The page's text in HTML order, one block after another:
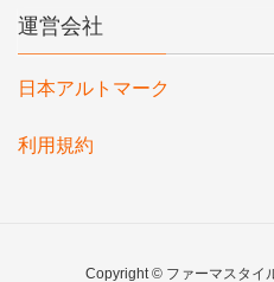
運営会社
日本アルトマーク
利用規約
Copyright © ファーマスタイ